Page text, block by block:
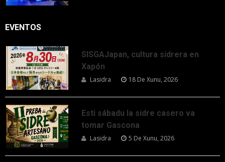
EVENTOS
SISGAJapan, cultura sidrera en
Xapón
Lasidra 18 De Xunu, 2026
Esti sábadu la sidre casero va
tomar Gascona
Lasidra 5 De Xunu, 2026